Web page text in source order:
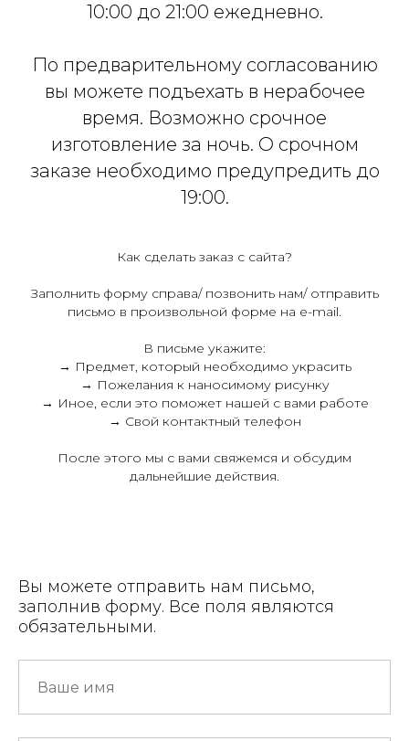
10:00 до 21:00 ежедневно.
По предварительному согласованию
вы можете подъехать в нерабочее
время. Возможно срочное
изготовление за ночь. О срочном
заказе необходимо предупредить до
19:00.
Как сделать заказ с сайта?
Заполнить форму справа/ позвонить нам/ отправить
письмо в произвольной форме на e-mail.
В письме укажите:
→ Предмет, который необходимо украсить
→ Пожелания к наносимому рисунку
→ Иное, если это поможет нашей с вами работе
→ Свой контактный телефон
После этого мы с вами свяжемся и обсудим
дальнейшие действия.
Вы можете отправить нам письмо,
заполнив форму. Все поля являются
обязательными.